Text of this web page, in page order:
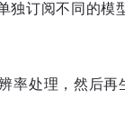
独订阅不同的模
率处理，然后再